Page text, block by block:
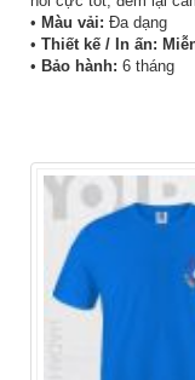
• Màu vải: Đa dạng
• Thiết kế / In ấn:
• Bảo hành: 6 tháng